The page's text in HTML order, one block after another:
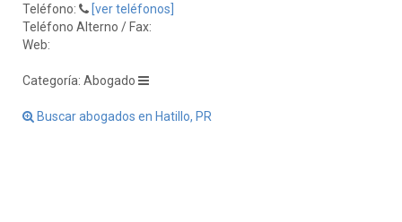
Teléfono:
[ver teléfonos]
Teléfono Alterno / Fax:
Web:
Categoría: Abogado
Buscar abogados en Hatillo, PR